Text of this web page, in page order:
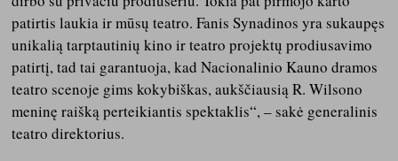
patirtis laukia ir mūsų teatro. Fanis Synadinos yra sukaupęs
unikalią tarptautinių kino ir teatro projektų prodiusavimo
patirtį, tad tai garantuoja, kad Nacionalinio Kauno dramos
teatro scenoje gims kokybiškas, aukščiausią R. Wilsono
meninę raišką perteikiantis spektaklis“, – sakė generalinis
teatro direktorius.